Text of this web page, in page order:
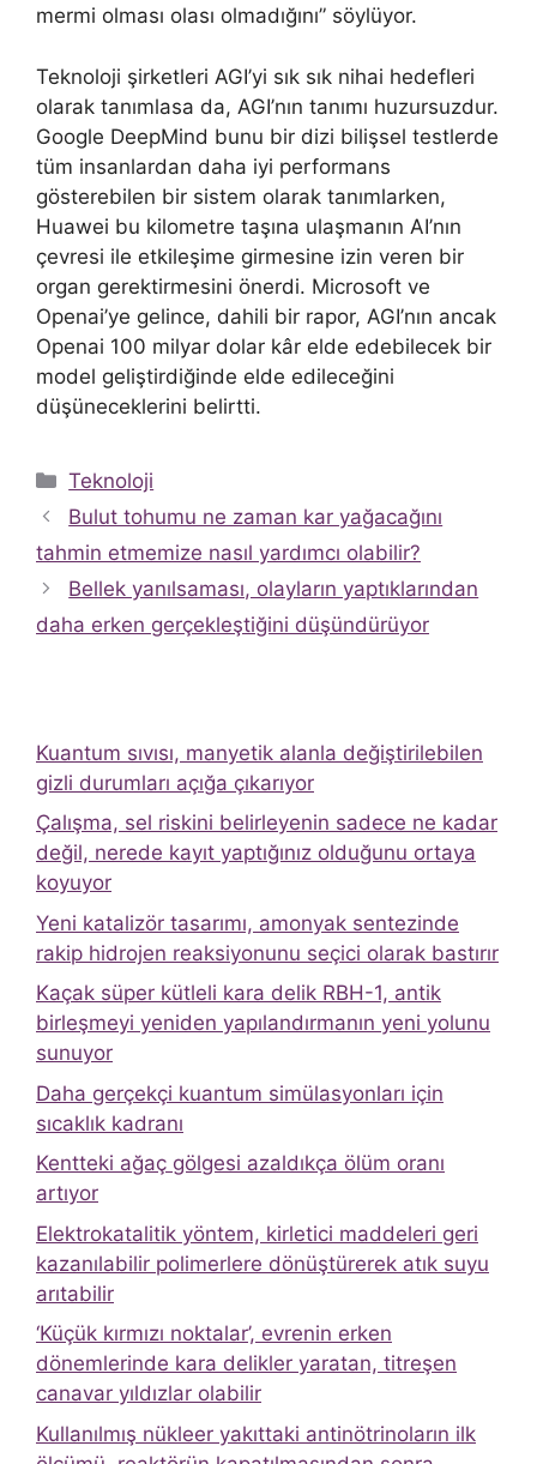
mermi olması olası olmadığını” söylüyor.
Teknoloji şirketleri AGI’yi sık sık nihai hedefleri
olarak tanımlasa da, AGI’nın tanımı huzursuzdur.
Google DeepMind bunu bir dizi bilişsel testlerde
tüm insanlardan daha iyi performans
gösterebilen bir sistem olarak tanımlarken,
Huawei bu kilometre taşına ulaşmanın AI’nın
çevresi ile etkileşime girmesine izin veren bir
organ gerektirmesini önerdi. Microsoft ve
Openai’ye gelince, dahili bir rapor, AGI’nın ancak
Openai 100 milyar dolar kâr elde edebilecek bir
model geliştirdiğinde elde edileceğini
düşüneceklerini belirtti.
Kategoriler
Teknoloji
Bulut tohumu ne zaman kar yağacağını
tahmin etmemize nasıl yardımcı olabilir?
Bellek yanılsaması, olayların yaptıklarından
daha erken gerçekleştiğini düşündürüyor
Kuantum sıvısı, manyetik alanla değiştirilebilen
gizli durumları açığa çıkarıyor
Çalışma, sel riskini belirleyenin sadece ne kadar
değil, nerede kayıt yaptığınız olduğunu ortaya
koyuyor
Yeni katalizör tasarımı, amonyak sentezinde
rakip hidrojen reaksiyonunu seçici olarak bastırır
Kaçak süper kütleli kara delik RBH-1, antik
birleşmeyi yeniden yapılandırmanın yeni yolunu
sunuyor
Daha gerçekçi kuantum simülasyonları için
sıcaklık kadranı
Kentteki ağaç gölgesi azaldıkça ölüm oranı
artıyor
Elektrokatalitik yöntem, kirletici maddeleri geri
kazanılabilir polimerlere dönüştürerek atık suyu
arıtabilir
‘Küçük kırmızı noktalar’, evrenin erken
dönemlerinde kara delikler yaratan, titreşen
canavar yıldızlar olabilir
Kullanılmış nükleer yakıttaki antinötrinoların ilk